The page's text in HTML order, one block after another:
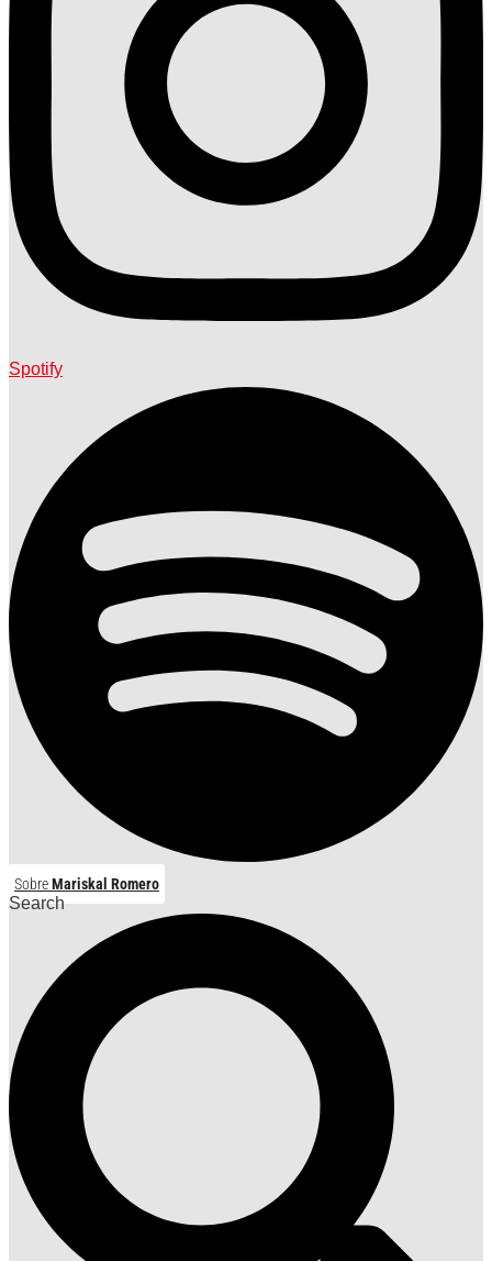
Spotify
SobreMariskal Romero
Search